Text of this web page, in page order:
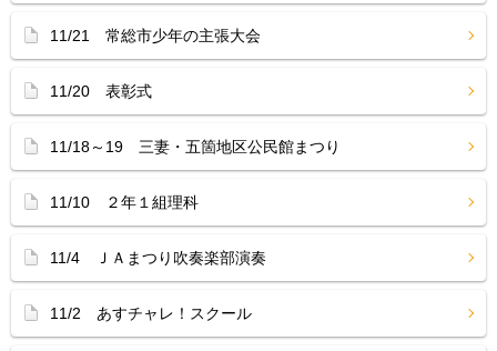
11/21 常総市少年の主張大会
11/20 表彰式
11/18～19 三妻・五箇地区公民館まつり
11/10 ２年１組理科
11/4 ＪＡまつり吹奏楽部演奏
11/2 あすチャレ！スクール